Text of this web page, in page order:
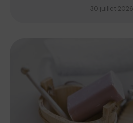
30 juillet 2026